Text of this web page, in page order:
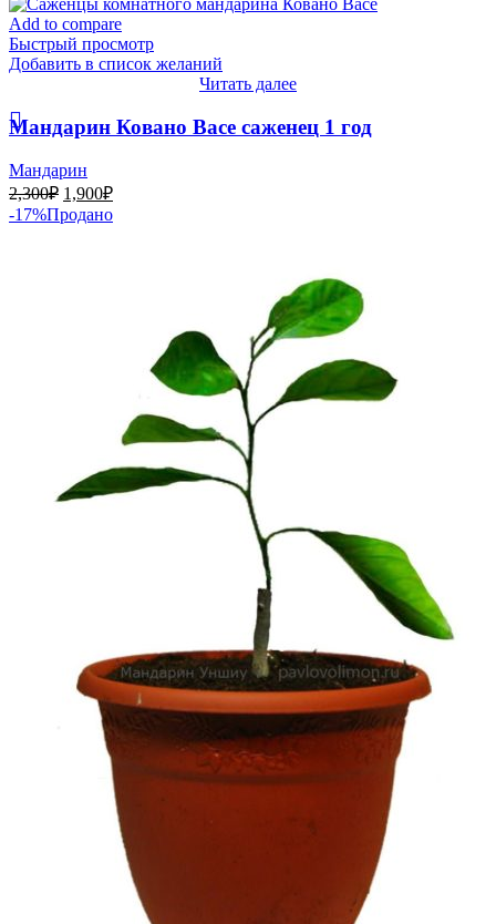
2,300₽.
Add to compare
Быстрый просмотр
Добавить в список желаний
Читать далее
Мандарин Ковано Васе саженец 1 год
Мандарин
2,300₽ Первоначальная
цена
составляла
1,900₽Текущая
-17%Продано